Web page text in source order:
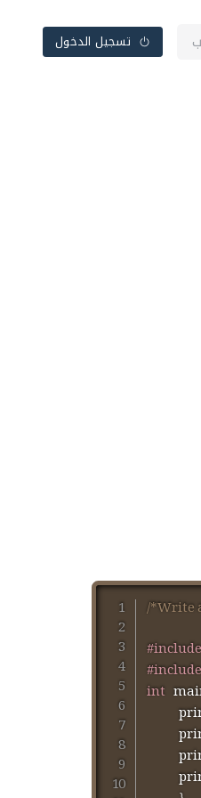
تسجيل الدخول
/*Write
#include
#include
int